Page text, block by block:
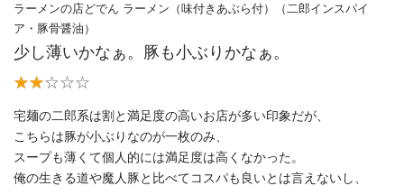
ラーメンの店どでん ラーメン（味付きあぶら付）（二郎インスパイ
ア・豚骨醤油）
少し薄いかなぁ。豚も小ぶりかなぁ。
宅麺の二郎系は割と満足度の高いお店が多い印象だが、
こちらは豚が小ぶりなのが一枚のみ、
スープも薄くて個人的には満足度は高くなかった。
俺の生きる道や魔人豚と比べてコスパも良いとは言えないし、